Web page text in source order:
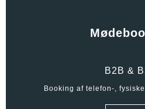
B2B &
Booking af telefon-,